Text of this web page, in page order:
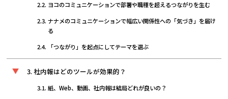
ヨコのコミュニケーションで部署や職種を超えるつながりを生む
ナナメのコミュニケーションで幅広い関係性への「気づき」を届け
る
「つながり」を起点にしてテーマを選ぶ
社内報はどのツールが効果的？
紙、Web、動画、社内報は結局どれが良いの？